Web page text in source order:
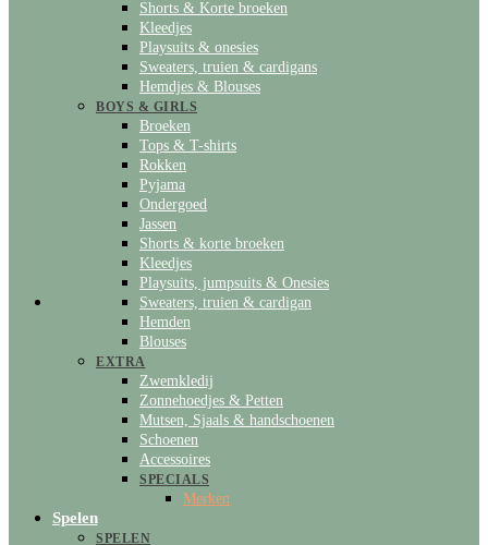
Geboortelijst
Shorts & Korte broeken
Kleedjes
Playsuits & onesies
Sweaters, truien & cardigans
Hemdjes & Blouses
BOYS & GIRLS
Broeken
Tops & T-shirts
Rokken
Pyjama
Ondergoed
Jassen
Shorts & korte broeken
Kleedjes
Playsuits, jumpsuits & Onesies
Sweaters, truien & cardigan
Hemden
Blouses
EXTRA
Zwemkledij
Zonnehoedjes & Petten
Mutsen, Sjaals & handschoenen
Schoenen
Accessoires
SPECIALS
Merken
Spelen
SPELEN